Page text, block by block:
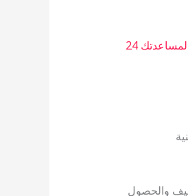
لمساعدتك 24
والحصول